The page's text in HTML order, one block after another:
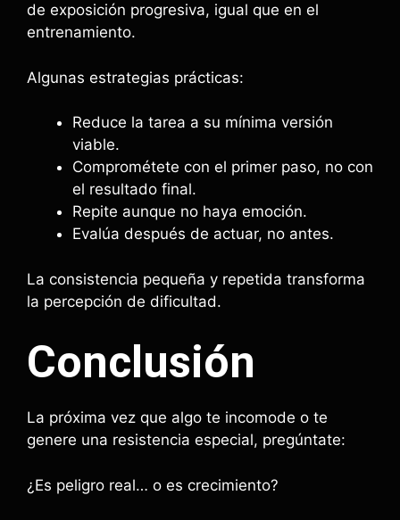
de exposición progresiva, igual que en el
entrenamiento.
Algunas estrategias prácticas:
Reduce la tarea a su mínima versión
viable.
Comprométete con el primer paso, no con
el resultado final.
Repite aunque no haya emoción.
Evalúa después de actuar, no antes.
La consistencia pequeña y repetida transforma
la percepción de dificultad.
Conclusión
La próxima vez que algo te incomode o te
genere una resistencia especial, pregúntate:
¿Es peligro real… o es crecimiento?